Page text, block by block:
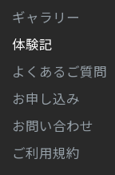
ギャラリー
体験記
よくあるご質問
お申し込み
お問い合わせ
ご利用規約